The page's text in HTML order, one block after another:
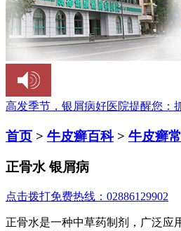
高发季节，银屑病好医院提醒您：
首页 > 牛皮癣百科> 牛皮癣
正骨水 银屑病
点击拨打免费热线：02886129902
正骨水是一种中草药制剂，广泛应